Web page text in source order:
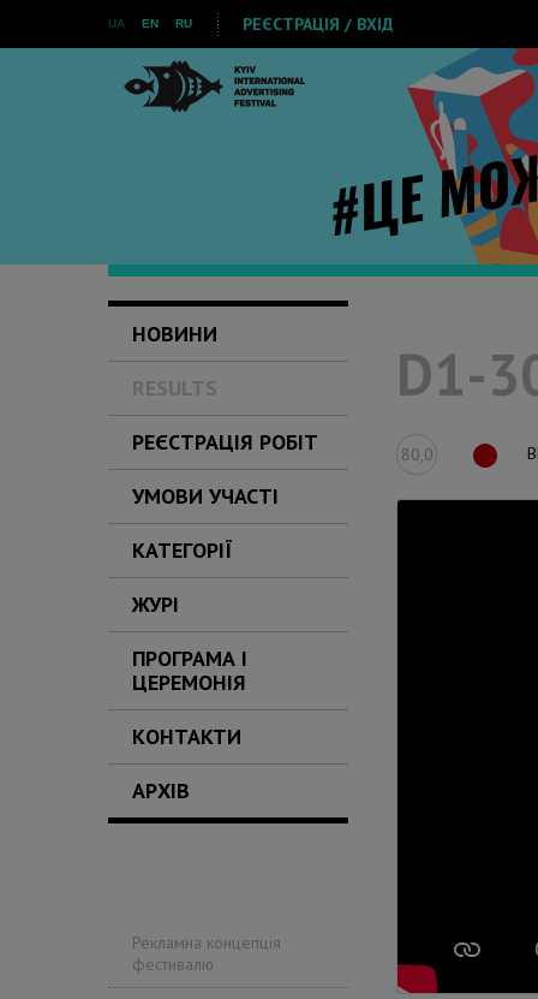
UA EN RU РЕЄСТРАЦІЯ / ВХІД
НОВИНИ
RESULTS
РЕЄСТРАЦІЯ РОБІТ
УМОВИ УЧАСТІ
КАТЕГОРІЇ
ЖУРІ
ПРОГРАМА І
ЦЕРЕМОНІЯ
КОНТАКТИ
АРХІВ
Рекламна концепція
фестивалю
D1-
80,0